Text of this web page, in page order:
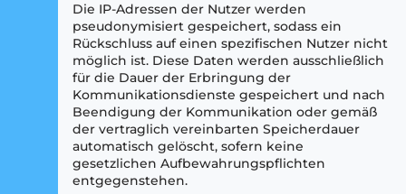
Die IP-Adressen der Nutzer werden
pseudonymisiert gespeichert, sodass ein
Rückschluss auf einen spezifischen Nutzer nicht
möglich ist. Diese Daten werden ausschließlich
für die Dauer der Erbringung der
Kommunikationsdienste gespeichert und nach
Beendigung der Kommunikation oder gemäß
der vertraglich vereinbarten Speicherdauer
automatisch gelöscht, sofern keine
gesetzlichen Aufbewahrungspflichten
entgegenstehen.